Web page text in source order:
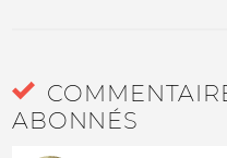
ABONNÉS